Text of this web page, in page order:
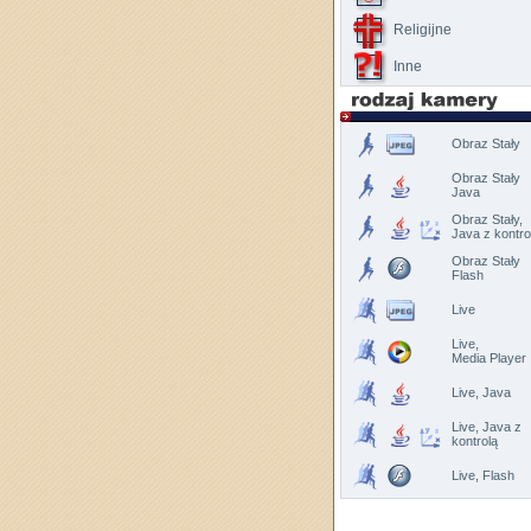
Religijne
Inne
Obraz Stały
Obraz Stały
Java
Obraz Stały,
Java z
Obraz Stały
Flash
Live
Live,
Media Player
Live, Java
Live, Java z
kontrolą
Live, Flash